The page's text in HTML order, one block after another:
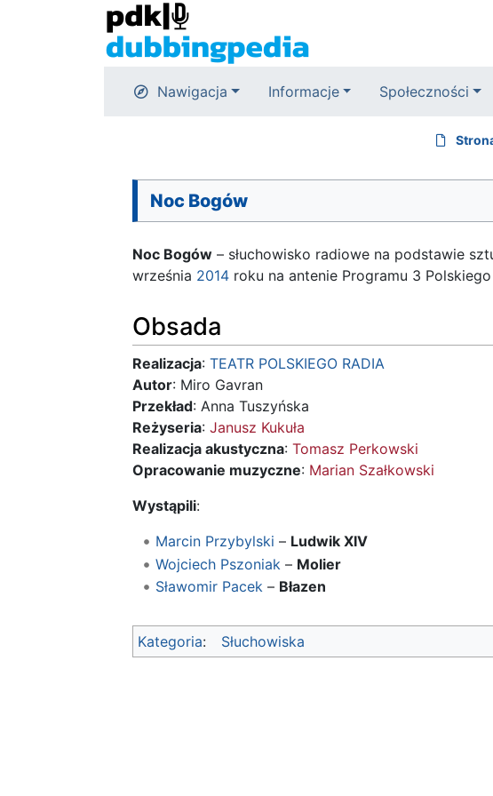
Nawigacja Informacje Społeczności
Noc Bogów
Noc Bogów – słuchowisko radiowe na podstawie
września 2014 roku na antenie Programu 3 Polskiego
Obsada
Realizacja: TEATR POLSKIEGO RADIA
Autor: Miro Gavran
Przekład: Anna Tuszyńska
Reżyseria: Janusz Kukuła
Realizacja akustyczna: Tomasz Perkowski
Opracowanie muzyczne: Marian Szałkowski
Wystąpili:
Marcin Przybylski – Ludwik XIV
Wojciech Pszoniak – Molier
Sławomir Pacek– Błazen
Kategoria: Słuchowiska